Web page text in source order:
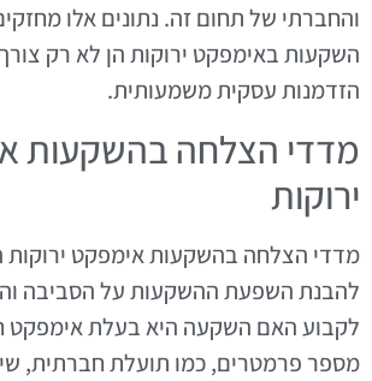
והחברתי של תחום זה. נתונים אלו
השקעות באימפקט ירוקות הן לא רק
הזדמנות עסקית משמעותית.
מדדי הצלחה בהשקעות
ירוקות
מדדי הצלחה בהשקעות אימפקט ירוקות
להבנת השפעת ההשקעות על הסביבה
לקבוע האם השקעה היא בעלת אימפקט
מספר פרמטרים, כמו תועלת חברתית,